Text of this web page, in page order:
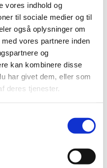
vores indhold og
til sociale medier og til
også oplysninger om
vores partnere inden
og
kan kombinere disse
har givet dem, eller som
deres tjenester.